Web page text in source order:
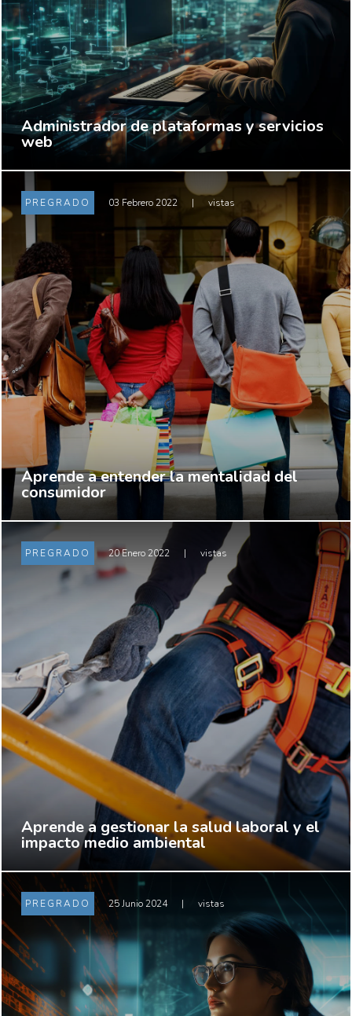
Administrador de plataformas y servicios
web
PREGRADO 03 Febrero 2022 | vistas
Aprende a entender la mentalidad del
consumidor
PREGRADO 20 Enero 2022 | vistas
Aprende a gestionar la salud laboral y el
impacto medio ambiental
PREGRADO 25 Junio 2024 | vistas